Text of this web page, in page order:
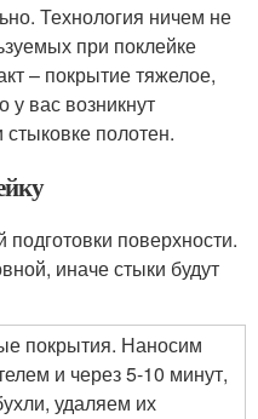
Технология ничем не
при поклейке
– покрытие тяжелое,
у вас возникнут
полотен.
подготовки поверхности.
иначе стыки будут
покрытия. Наносим
и через 5-10 минут,
удаляем их